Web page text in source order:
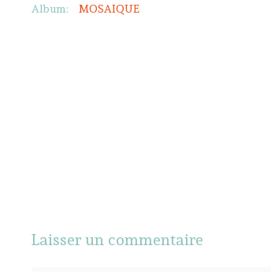
Album: MOSAIQUE
Laisser un commentaire